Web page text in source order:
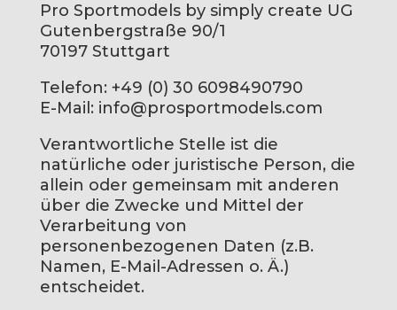
Pro Sportmodels by simply create UG
Gutenbergstraße 90/1
70197 Stuttgart
Telefon: +49 (0) 30 6098490790
E-Mail: info@prosportmodels.com
Verantwortliche Stelle ist die
natürliche oder juristische Person, die
allein oder gemeinsam mit anderen
über die Zwecke und Mittel der
Verarbeitung von
personenbezogenen Daten (z.B.
Namen, E-Mail-Adressen o. Ä.)
entscheidet.